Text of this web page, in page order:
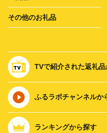
その他のお礼品
TVで紹介された返礼
ふるラボチャンネルか
ランキングから探す